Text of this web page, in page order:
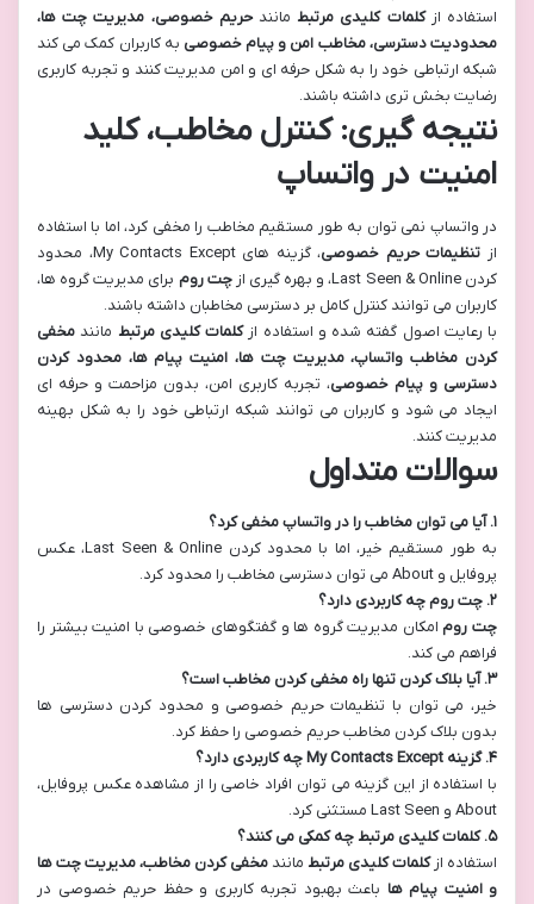
استفاده ازکلمات کلیدی مرتبط مانندحریم خصوصی، مدیریت چت ها،
محدودیت دسترسی، مخاطب امن و پیام خصوصی به کاربران کمک می کند
شبکه ارتباطی خود را به شکل حرفه ای و امن مدیریت کنند و تجربه کاربری
رضایت بخش تری داشته باشند.
نتیجه گیری: کنترل مخاطب، کلید
امنیت در واتساپ
در واتساپ نمی توان به طور مستقیم مخاطب را مخفی کرد، اما با استفاده
از تنظیمات حریم خصوصی
، گزینه های My Contacts Except، محدود
کردن Last Seen & Online، و بهره گیری از
چت روم برای مدیریت گروه ها،
کاربران می توانند کنترل کامل بر دسترسی مخاطبان داشته باشند.
با رعایت اصول گفته شده و استفاده ازکلمات کلیدی مرتبط مانند مخفی
کردن مخاطب واتساپ، مدیریت چت ها، امنیت پیام ها، محدود کردن
دسترسی و پیام خصوصی، تجربه کاربری امن، بدون مزاحمت و حرفه ای
ایجاد می شود و کاربران می توانند شبکه ارتباطی خود را به شکل بهینه
مدیریت کنند.
سوالات متداول
۱. آیا می توان مخاطب را در واتساپ مخفی کرد؟
به طور مستقیم خیر، اما با محدود کردن Last Seen & Online، عکس
پروفایل و About می توان دسترسی مخاطب را محدود کرد.
۲. چت روم چه کاربردی دارد؟
چت روم امکان مدیریت گروه ها و گفتگوهای خصوصی با امنیت بیشتر را
فراهم می کند.
۳. آیا بلاک کردن تنها راه مخفی کردن مخاطب است؟
خیر، می توان با تنظیمات حریم خصوصی و محدود کردن دسترسی ها
بدون بلاک کردن مخاطب حریم خصوصی را حفظ کرد.
۴. گزینه My Contacts Except چه کاربردی دارد؟
با استفاده از این گزینه می توان افراد خاصی را از مشاهده عکس پروفایل،
About و Last Seen مستثنی کرد.
۵. کلمات کلیدی مرتبط چه کمکی می کنند؟
استفاده ازکلمات کلیدی مرتبط مانندمخفی کردن مخاطب، مدیریت چت ها
و امنیت پیام ها باعث بهبود تجربه کاربری و حفظ حریم خصوصی در